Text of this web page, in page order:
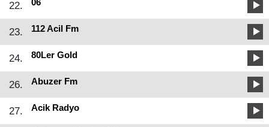
22. 06
23. 112 Acil Fm
24. 80Ler Gold
26. Abuzer Fm
27. Acik Radyo